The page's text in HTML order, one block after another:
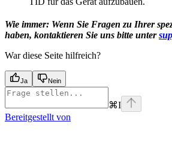
Wie immer: Wenn Sie Fragen zu Ihrer
haben, kontaktieren Sie uns bitte unter
War diese Seite hilfreich?
Ja Nein
⌘I
Bereitgestellt von